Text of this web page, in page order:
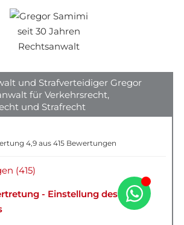
und Strafverteidiger Gregor
für Verkehrsrecht,
und Strafrecht
4,9 aus 415 Bewertungen
(415)
- Einstellung des